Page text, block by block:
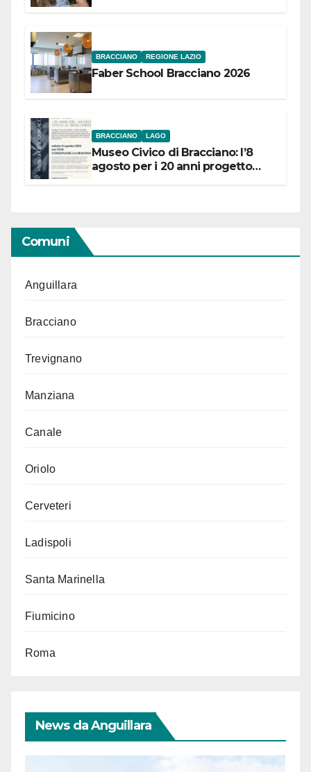
BRACCIANO REGIONE LAZIO
Faber School Bracciano 2026
BRACCIANO LAGO
Museo Civico di Bracciano: l’8
agosto per i 20 anni progetto
Comuni
Anguillara
Bracciano
Trevignano
Manziana
Canale
Oriolo
Cerveteri
Ladispoli
Santa Marinella
Fiumicino
Roma
News da Anguillara